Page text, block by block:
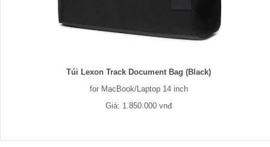
Túi Lexon Track Document Bag (Black)
for MacBook/Laptop 14 inch
Giá: 1.850.000 vnđ